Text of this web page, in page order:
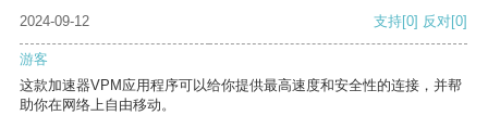
2024-09-12
支持[0] 反对[0]
游客
这款加速器VPM应用程序可以给你提供最高速度和安全性的连接，并帮
助你在网络上自由移动。